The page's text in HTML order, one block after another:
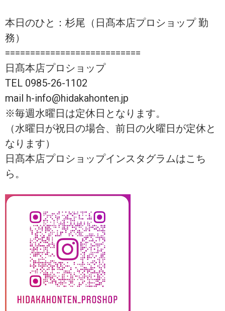
本日のひと：杉尾（日髙本店プロショップ 勤
務）
===========================
日髙本店プロショップ
TEL 0985-26-1102
mail h-info@hidakahonten.jp
※毎週水曜日は定休日となります。
（水曜日が祝日の場合、前日の火曜日が定休と
なります）
日髙本店プロショップインスタグラムはこち
ら。